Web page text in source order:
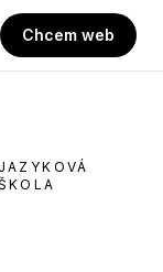
Chcem web
JAZYKOVÁ